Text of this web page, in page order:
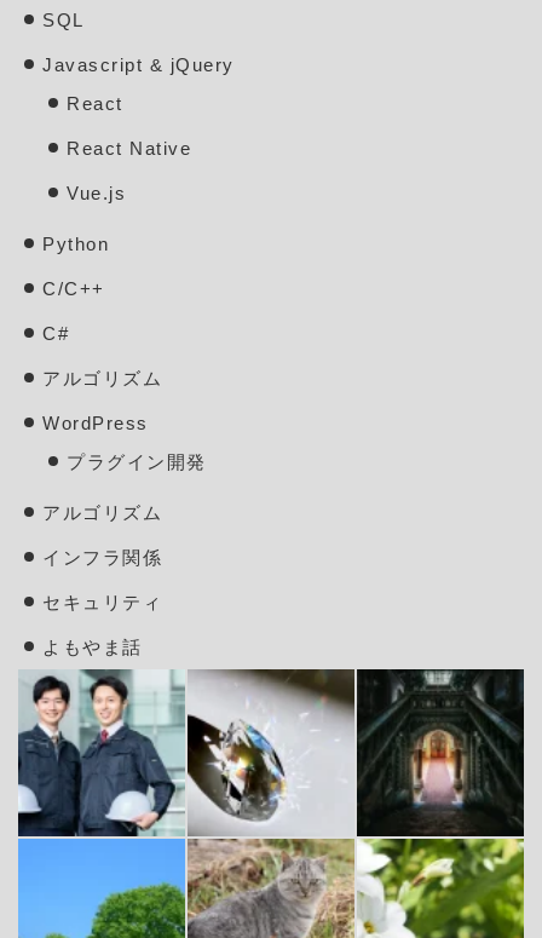
SQL
Javascript & jQuery
React
React Native
Vue.js
Python
C/C++
C#
アルゴリズム
WordPress
プラグイン開発
アルゴリズム
インフラ関係
セキュリティ
よもやま話